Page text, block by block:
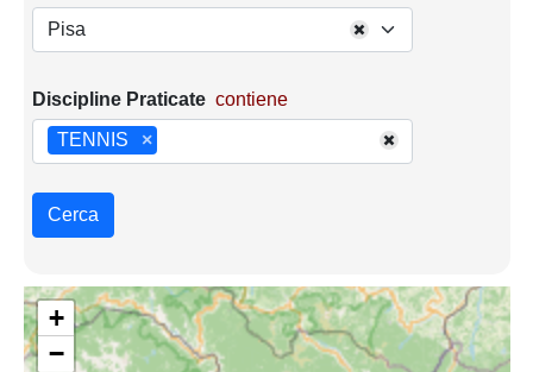
Pisa
Discipline Praticate contiene
×
TENNIS
Cerca
+
−